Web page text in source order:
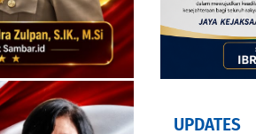
UPDATES